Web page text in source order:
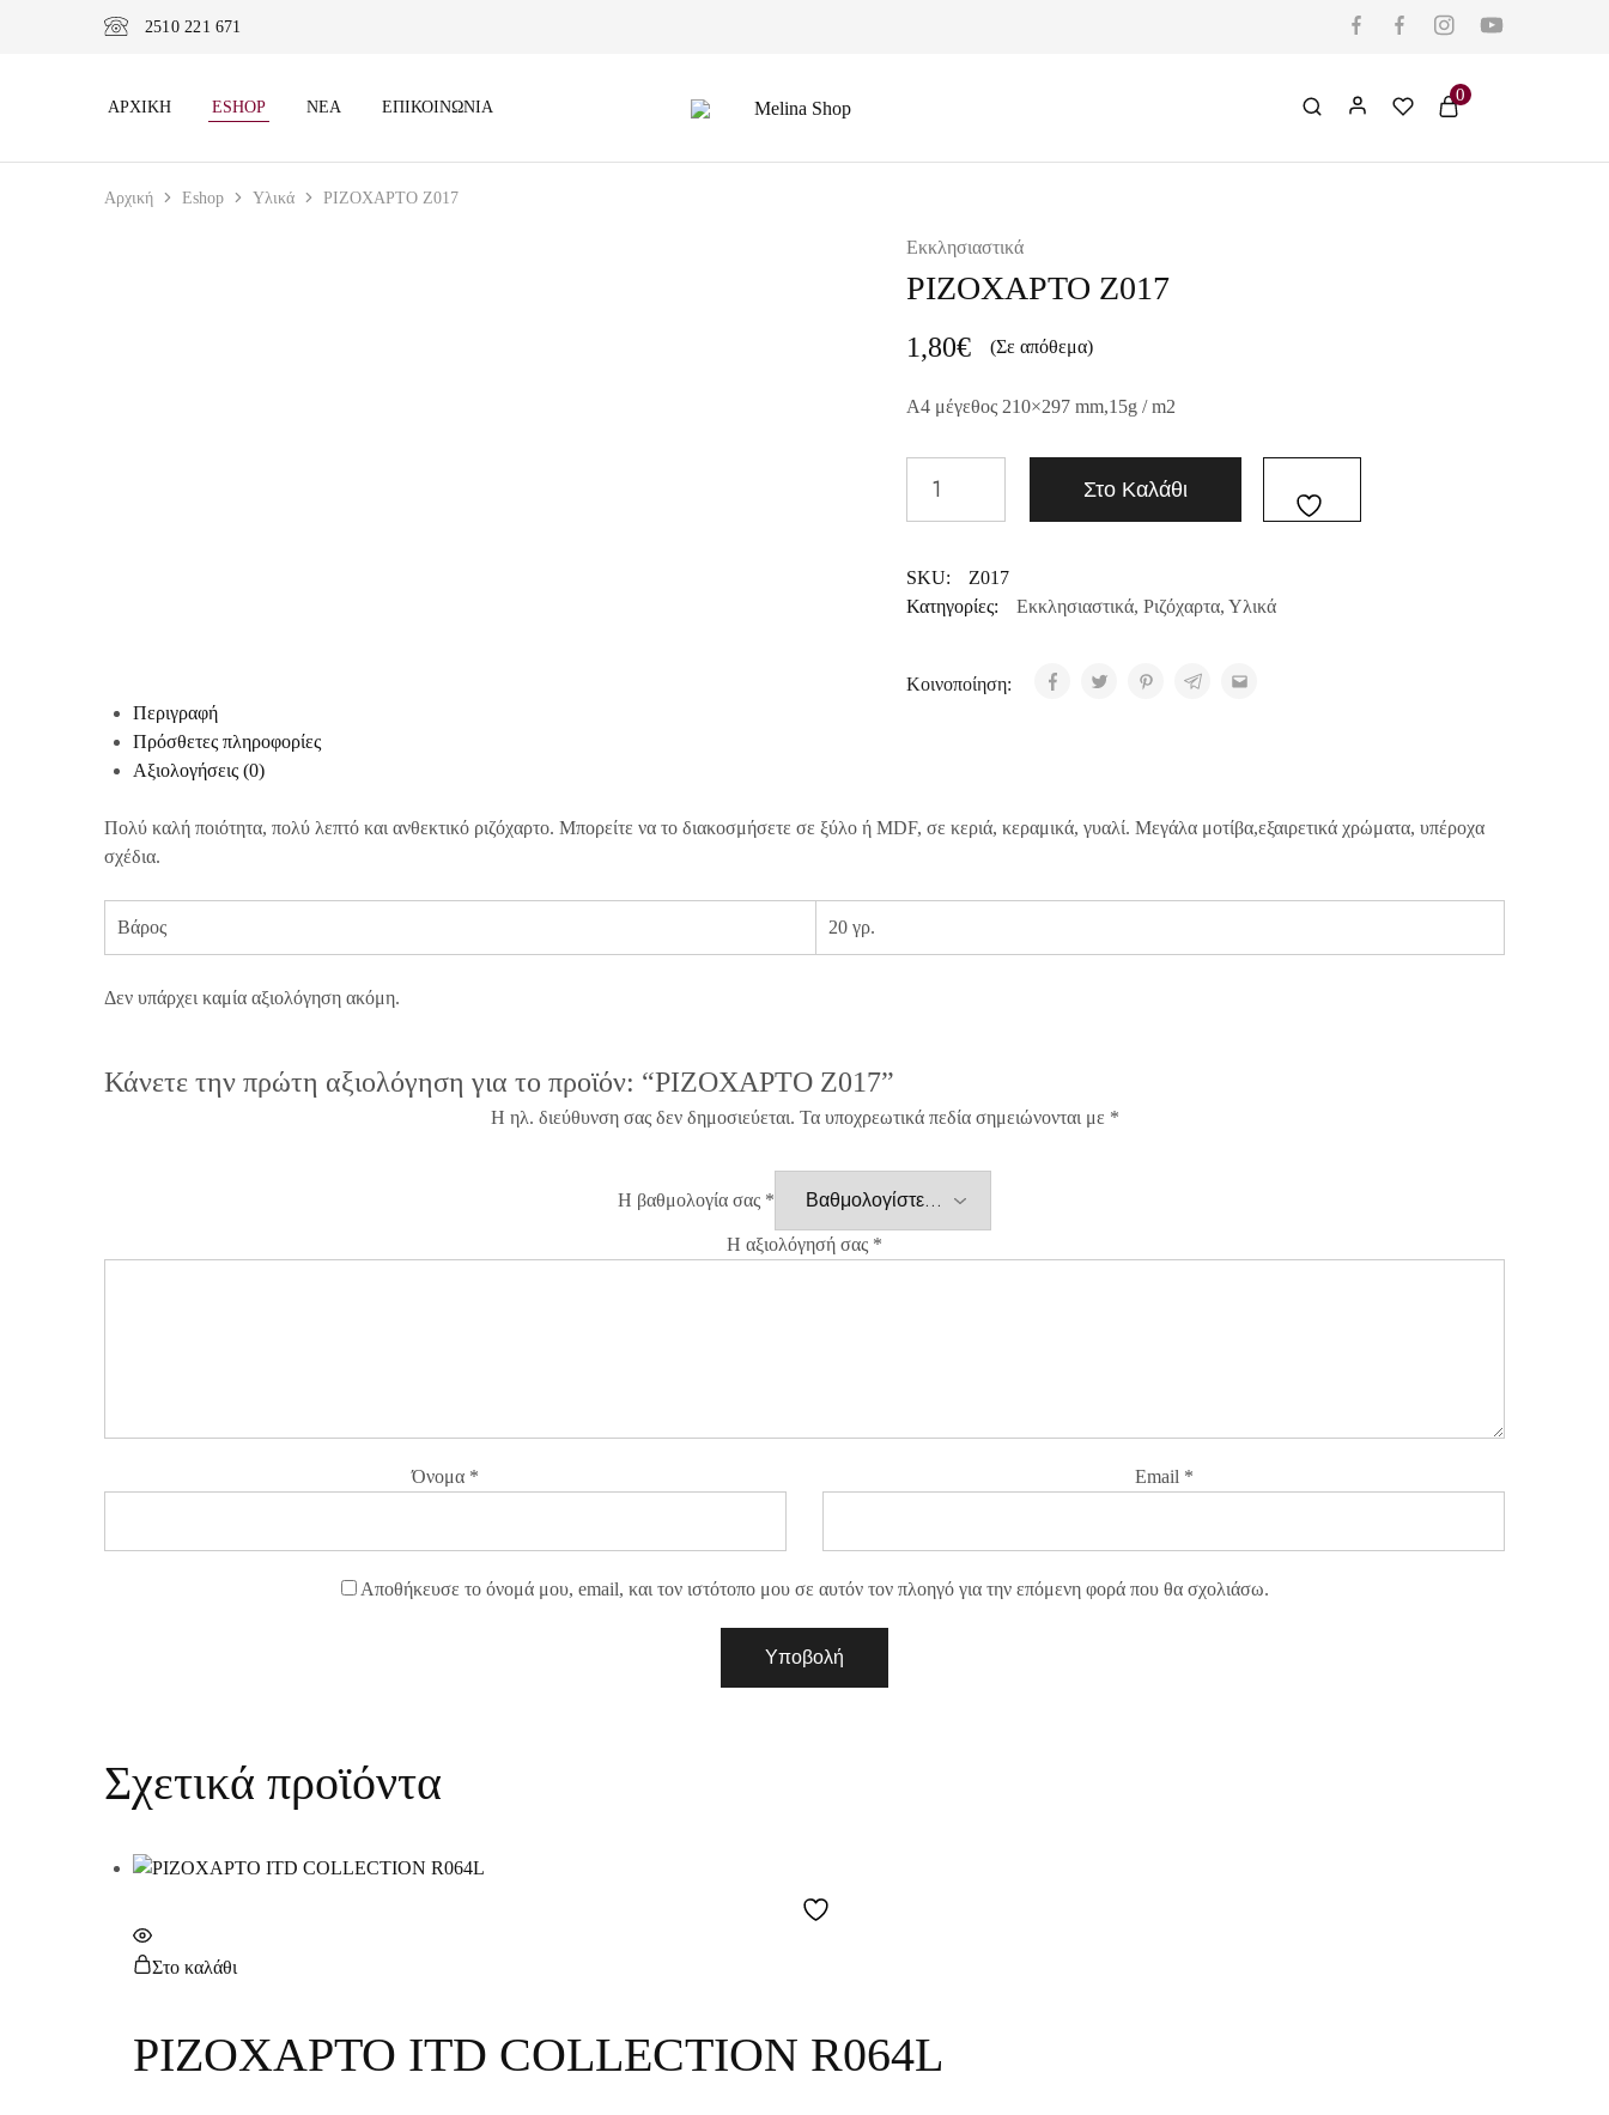
2510 221 671
ΑΡΧΙΚΉ ESHOP ΝΈΑ ΕΠΙΚΟΙΝΩΝΊΑ
Melina
0
Αρχική Eshop Υλικά ΡΙΖΟΧΑΡΤΟ Z017
Εκκλησιαστικά
ΡΙΖΟΧΑΡΤΟ Z017
1,80€ (Σε απόθεμα)
A4 μέγεθος 210×297 mm,15g / m2
Στο Καλάθι
SKU:
Z017
Κατηγορίες:
Εκκλησιαστικά, Ριζόχαρτα, Υλικά
Κοινοποίηση:
Περιγραφή
Πρόσθετες πληροφορίες
Αξιολογήσεις (0)
Πολύ καλή ποιότητα, πολύ λεπτό και ανθεκτικό ριζόχαρτο. Μπορείτε να το διακοσμήσετε σε ξύλο ή MDF, σε κεριά, κεραμικά, γυαλί. Μεγάλα μοτίβα,εξαιρετικά χρώματα, υπέροχα
σχέδια.
Βάρος 20 γρ.
Δεν υπάρχει καμία αξιολόγηση ακόμη.
Κάνετε την πρώτη αξιολόγηση για το προϊόν: “ΡΙΖΟΧΑΡΤΟ Z017”
Η ηλ. διεύθυνση σας δεν δημοσιεύεται. Τα υποχρεωτικά πεδία σημειώνονται με *
Η βαθμολογία σας *
Η αξιολόγησή σας *
Όνομα * Email *
Αποθήκευσε το όνομά μου, email, και τον ιστότοπο μου σε αυτόν τον πλοηγό για την επόμενη φορά που θα σχολιάσω.
Σχετικά προϊόντα
Στο καλάθι
ΡΙΖΟΧΑΡΤΟ ITD COLLECTION R064L